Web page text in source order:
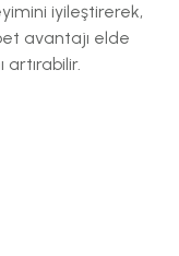
iyileştirerek,
avantajı elde
artırabilir.